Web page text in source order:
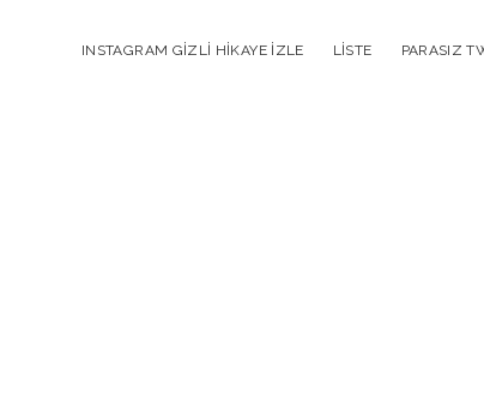
INSTAGRAM GIZLI HIKAYE İZLE LISTE PARASIZ